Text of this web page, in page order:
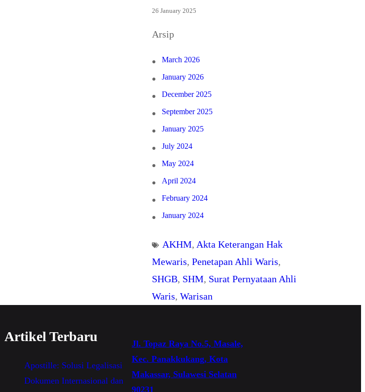
26 January 2025
Arsip
March 2026
January 2026
December 2025
September 2025
January 2025
July 2024
May 2024
April 2024
February 2024
January 2024
AKHM, Akta Keterangan Hak
Mewaris, Penetapan Ahli Waris
SHGB, SHM, Surat Pernyataan Ahli
Waris, Warisan
Artikel Terbaru
Apostille: Solusi Legalisasi
Dokumen Internasional dan
Jl. Topaz Raya No.5, Masale,
Kec. Panakkukang, Kota
Makassar, Sulawesi Selatan
90231